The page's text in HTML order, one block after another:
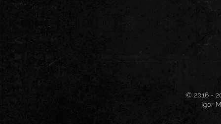
© 2016 -
Igor